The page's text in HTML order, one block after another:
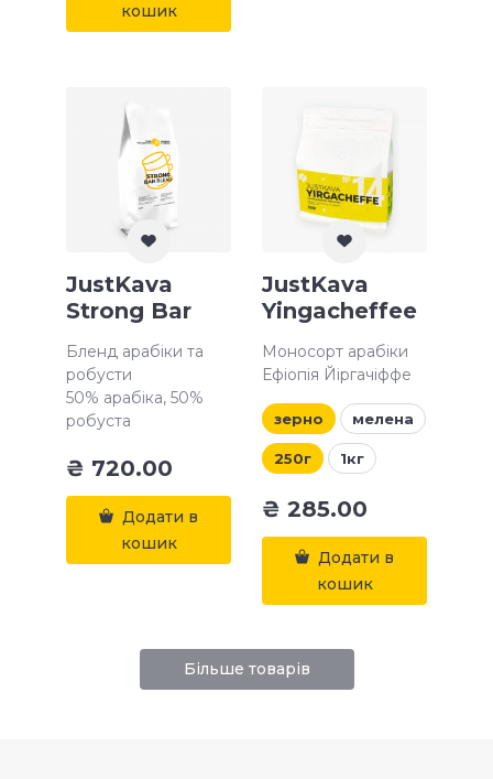
кошик
JustKava
Strong Bar
Бленд арабіки та
робусти
50% арабіка, 50%
робуста
₴ 720.00
Додати в
кошик
JustKava
Yingacheffee
Моносорт арабіки
Ефіопія Йіргачіффе
зерно мелена
250г 1кг
₴ 285.00
Додати в
кошик
Більше товарів